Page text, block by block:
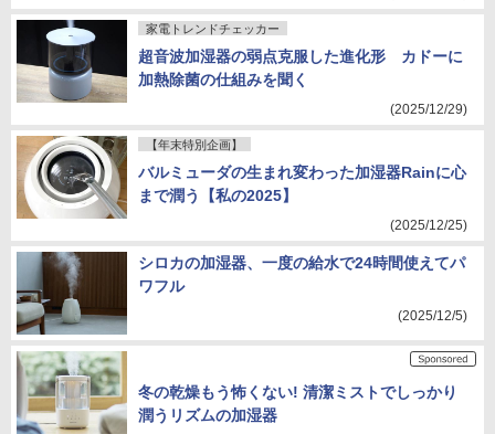
家電トレンドチェッカー
超音波加湿器の弱点克服した進化形 カドーに
加熱除菌の仕組みを聞く
(2025/12/29)
【年末特別企画】
バルミューダの生まれ変わった加湿器Rainに心
まで潤う【私の2025】
(2025/12/25)
シロカの加湿器、一度の給水で24時間使えてパ
ワフル
(2025/12/5)
冬の乾燥もう怖くない! 清潔ミストでしっかり
潤うリズムの加湿器